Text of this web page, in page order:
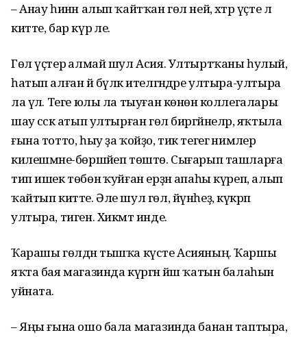
– Анау һинән алып ҡайтҡан гөл ней, хәтәр үҫте лә
китте, бар күр әле.
Гөл үҫтерә алмай шул Асия. Ултыртҡаны һулый,
һатып алған йә бүләк ителгәндәре ултыра-ултыра
ла үлә. Теге юлы ла тыуған көнөнә коллегалары
шау сәскә атып ултырған гөл биргәйнеләр, яҡтыла
ғына тотто, һыу ҙа ҡойҙо, тик тегегә нимәлер
килешмәне-бөршәйеп төштө. Сығарып ташларға
тип ишек төбөнә ҡуйған ерҙән апаһы күреп, алып
ҡайтып китте. Әле шул гөл, йүнһеҙ, күкрәп
ултыра, тиген. Хикмәт инде.
Ҡарашы гөлдән тышҡа күсте Асияның. Ҡаршы
яҡта бая магазинда күргән йәш ҡатын балаһын
уйната.
– Яңы ғына ошо бала магазинда банан таптыра,